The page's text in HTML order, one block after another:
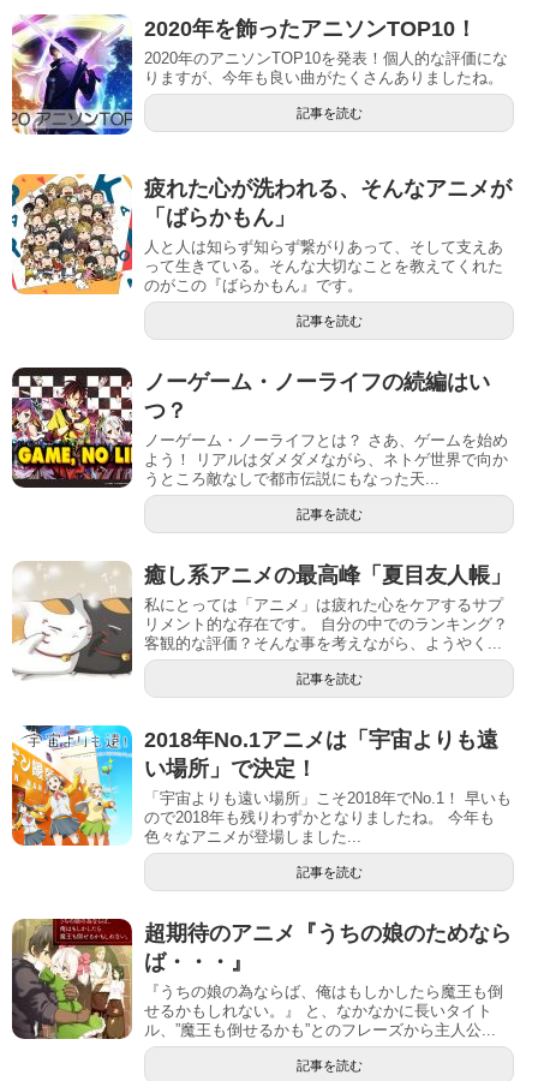
2020年を飾ったアニソンTOP10！
2020年のアニソンTOP10を発表！個人的な評価にな
りますが、今年も良い曲がたくさんありましたね。
記事を読む
疲れた心が洗われる、そんなアニメが
「ばらかもん」
人と人は知らず知らず繋がりあって、そして支えあ
って生きている。そんな大切なことを教えてくれた
のがこの『ばらかもん』です。
記事を読む
ノーゲーム・ノーライフの続編はい
つ？
ノーゲーム・ノーライフとは？ さあ、ゲームを始め
よう！ リアルはダメダメながら、ネトゲ世界で向か
うところ敵なしで都市伝説にもなった天...
記事を読む
癒し系アニメの最高峰「夏目友人帳」
私にとっては「アニメ」は疲れた心をケアするサプ
リメント的な存在です。 自分の中でのランキング？
客観的な評価？そんな事を考えながら、ようやく...
記事を読む
2018年No.1アニメは「宇宙よりも遠
い場所」で決定！
「宇宙よりも遠い場所」こそ2018年でNo.1！ 早いも
ので2018年も残りわずかとなりましたね。 今年も
色々なアニメが登場しました...
記事を読む
超期待のアニメ『うちの娘のためなら
ば・・・』
『うちの娘の為ならば、俺はもしかしたら魔王も倒
せるかもしれない。』 と、なかなかに長いタイト
ル、”魔王も倒せるかも”とのフレーズから主人公...
記事を読む